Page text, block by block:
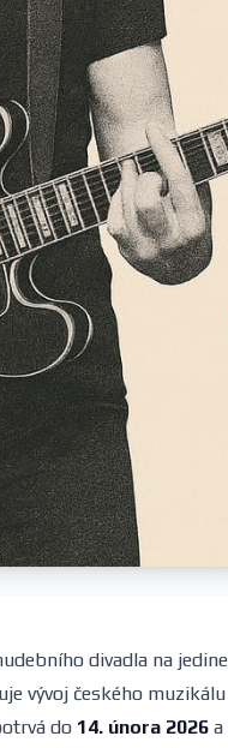
divadla na
vývoj českého
do 14. února 2026 a